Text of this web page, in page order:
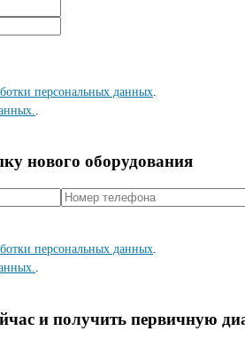
персональных данных
нового оборудования
персональных данных
и полyчить первичную